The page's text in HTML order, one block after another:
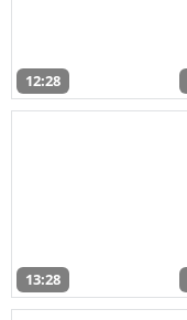
12:28
13:28